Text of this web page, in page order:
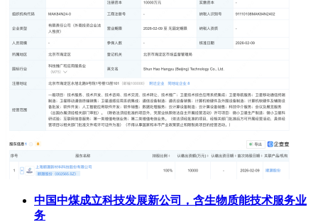
中国中煤成立科技发展新公司，含生物质能技术服务业
务